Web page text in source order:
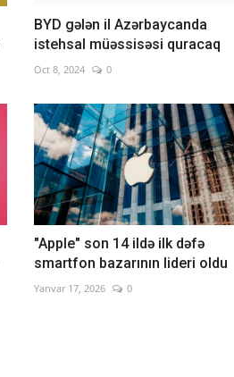
BYD gələn il Azərbaycanda
istehsal müəssisəsi quracaq
Oct 8, 2024 0
"Apple" son 14 ildə ilk dəfə
smartfon bazarının lideri oldu
Yanvar 17, 2026 0